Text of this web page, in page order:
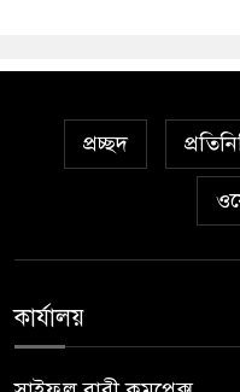
প্রচ্ছদ
কার্যালয়